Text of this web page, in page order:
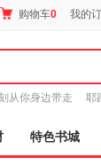
购物车0 我的
从你身边带走 耶
特色书城